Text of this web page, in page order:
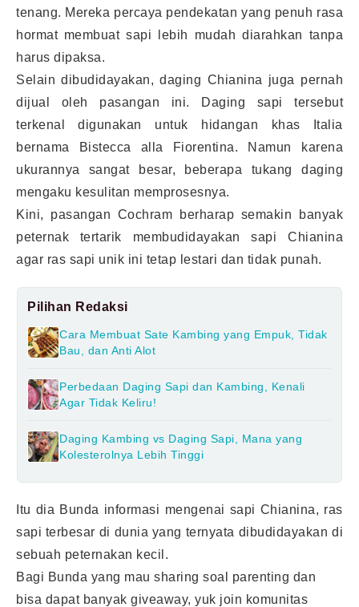
tenang. Mereka percaya pendekatan yang penuh rasa
hormat membuat sapi lebih mudah diarahkan tanpa
harus dipaksa.
Selain dibudidayakan, daging Chianina juga pernah
dijual oleh pasangan ini. Daging sapi tersebut
terkenal digunakan untuk hidangan khas Italia
bernama Bistecca alla Fiorentina. Namun karena
ukurannya sangat besar, beberapa tukang daging
mengaku kesulitan memprosesnya.
Kini, pasangan Cochram berharap semakin banyak
peternak tertarik membudidayakan sapi Chianina
agar ras sapi unik ini tetap lestari dan tidak punah.
Pilihan Redaksi
Cara Membuat Sate Kambing yang Empuk, Tidak
Bau, dan Anti Alot
Perbedaan Daging Sapi dan Kambing, Kenali
Agar Tidak Keliru!
Daging Kambing vs Daging Sapi, Mana yang
Kolesterolnya Lebih Tinggi
Itu dia Bunda informasi mengenai sapi Chianina, ras
sapi terbesar di dunia yang ternyata dibudidayakan di
sebuah peternakan kecil.
Bagi Bunda yang mau sharing soal parenting dan
bisa dapat banyak giveaway, yuk join komunitas